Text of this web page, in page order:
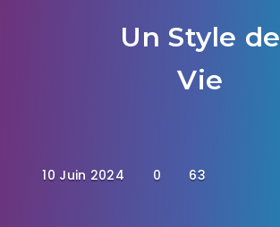
Un Style de
Vie
10 Juin 2024 0 63